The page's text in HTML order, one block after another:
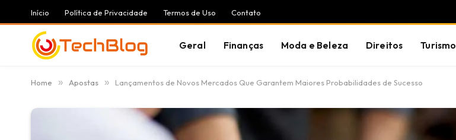
Início Política de Privacidade Termos de Uso Contato
Geral Finanças Moda e Beleza Direitos Turismo
Home » Apostas » Lançamentos de Novos Mercados Que Garantem Maiores Probabilidades de Sucesso